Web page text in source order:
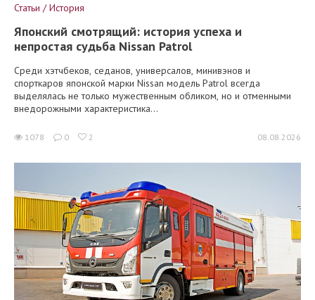
Статьи / История
Японский смотрящий: история успеха и
непростая судьба Nissan Patrol
Среди хэтчбеков, седанов, универсалов, минивэнов и
спорткаров японской марки Nissan модель Patrol всегда
выделялась не только мужественным обликом, но и отменными
внедорожными характеристика...
1078 0 2 08.08.2026